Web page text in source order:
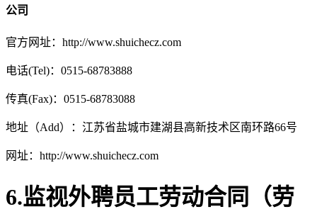
公司
官方网址：http://www.shuichecz.com
电话(Tel)：0515-68783888
传真(Fax)：0515-68783088
地址（Add）：江苏省盐城市建湖县高新技术区南环路66号
网址：http://www.shuichecz.com
6.监视外聘员工劳动合同（劳